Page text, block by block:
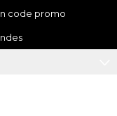
code promo